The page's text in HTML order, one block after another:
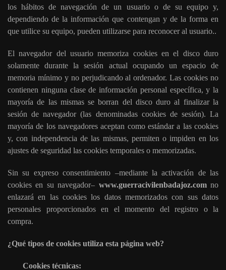
los hábitos de navegación de un usuario o de su equipo y,
dependiendo de la información que contengan y de la forma en
que utilice su equipo, pueden utilizarse para reconocer al usuario..
El navegador del usuario memoriza cookies en el disco duro
solamente durante la sesión actual ocupando un espacio de
memoria mínimo y no perjudicando al ordenador. Las cookies no
contienen ninguna clase de información personal específica, y la
mayoría de las mismas se borran del disco duro al finalizar la
sesión de navegador (las denominadas cookies de sesión). La
mayoría de los navegadores aceptan como estándar a las cookies
y, con independencia de las mismas, permiten o impiden en los
ajustes de seguridad las cookies temporales o memorizadas.
Sin su expreso consentimiento –mediante la activación de las
cookies en su navegador– www.guerracivilenbadajoz.comno
enlazará en las cookies los datos memorizados con sus datos
personales proporcionados en el momento del registro o la
compra.
¿Qué tipos de cookies utiliza esta página web?
Cookies técnicas: